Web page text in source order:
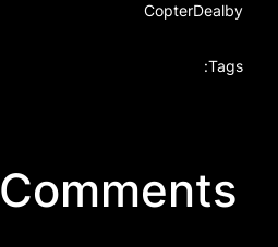
by
CopterDeal
Tags:
Comments